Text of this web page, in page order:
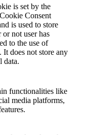
is set by the
Consent
is used to store
or not user has
to the use of
It does not store any
data.
functionalities like
media platforms,